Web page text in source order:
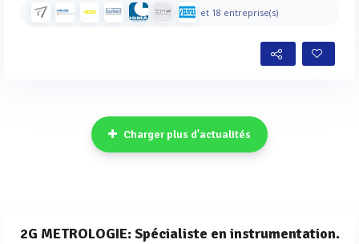
et 18 entreprise(s)
Charger plus d'actualités
2G METROLOGIE: Spécialiste en instrumentation.